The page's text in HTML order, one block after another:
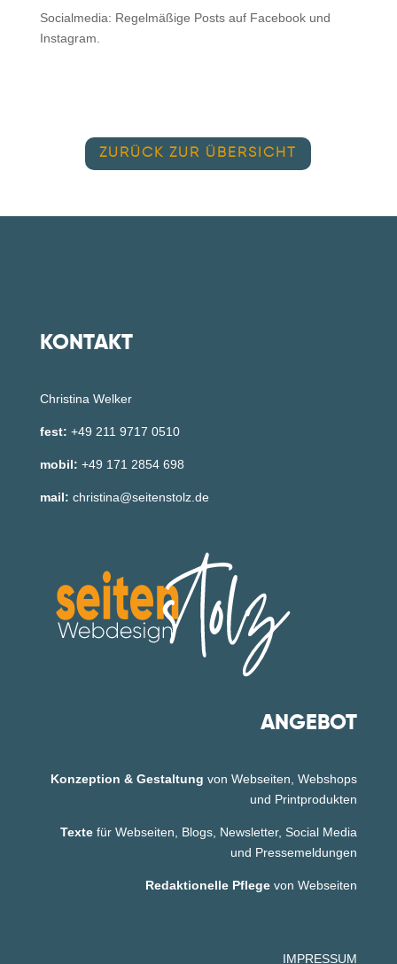
Socialmedia: Regelmäßige Posts auf Facebook und
Instagram.
ZURÜCK ZUR ÜBERSICHT
KONTAKT
Christina Welker
fest: +49 211 9717 0510
mobil: +49 171 2854 698
mail: christina@seitenstolz.de
ANGEBOT
Konzeption & Gestaltungvon Webseiten, Webshops
und Printprodukten
Texte für Webseiten, Blogs, Newsletter, Social Media
und Pressemeldungen
Redaktionelle Pflege von Webseiten
IMPRESSUM